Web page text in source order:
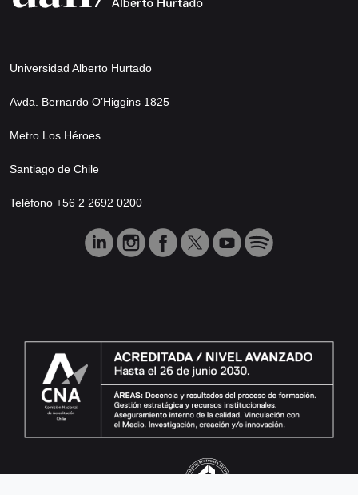
Universidad Alberto Hurtado
Avda. Bernardo O’Higgins 1825
Metro Los Héroes
Santiago de Chile
Teléfono +56 2 2692 0200